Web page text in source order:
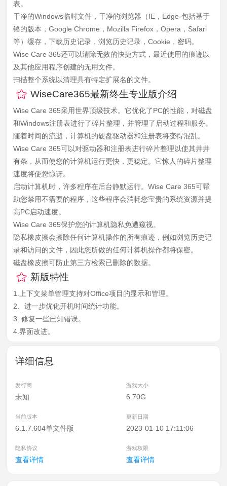
表。
干净的Windows临时文件，干净的浏览器（IE，Edge-包括基于
铬的版本，Google Chrome，Mozilla Firefox，Opera，Safari
等）缓存，下载历史记录，浏览历史记录，Cookie，密码。
Wise Care 365还可以清除无效的快捷方式，最近使用的痕迹以
及其他应用程序创建的无用文件。
扫描整个系统以清理具有特定扩展名的文件。
WiseCare365最新终生专业版介绍
Wise Care 365采用世界顶级技术。它优化了PC的性能，对磁盘
和Windows注册表进行了碎片整理，并管理了启动过程和服务。
随着时间的流逝，计算机的硬盘驱动器和注册表将变得混乱。
Wise Care 365可以对驱动器和注册表进行碎片整理以使其井井
有条，从而使您的计算机运行更快，更稳定。它惊人的碎片整理
速度将使您惊讶。
启动计算机时，许多程序在后台静默运行。Wise Care 365可帮
助您禁用不需要的程序，这些程序会消耗您宝贵的系统资源并提
高PC启动速度。
Wise Care 365保护您的计算机隐私免遭窥视。
隐私橡皮擦会擦除任何计算机操作的所有痕迹，例如浏览历史记
录和访问的文件，因此您所做的任何计算机操作都将保密。
磁盘橡皮擦可防止第三方检索已删除的数据。
新版特性
1.上下文菜单管理支持对Office项目的显示和管理。
2、进一步优化开机时间统计功能。
3. 修复一些已知错误。
4.界面改进。
详细信息
发行商 游戏大小
未知 6.70G
当前版本 更新日期
6.1.7.604单文件版 2023-01-10 17:11:06
隐私协议 游戏权限
查看详情 查看详情